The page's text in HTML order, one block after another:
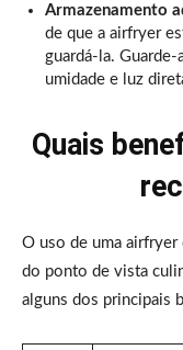
Armazenamento
de que a airfryer
guardá-la.
umidade e luz
Quais
O uso de uma
do ponto de vista
alguns dos principais